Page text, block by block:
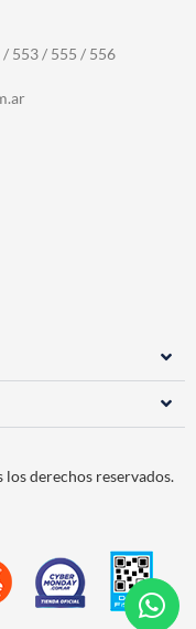
553 / 555 / 556
los derechos reservados.